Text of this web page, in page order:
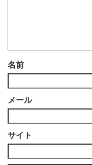
名前
メール
サイト